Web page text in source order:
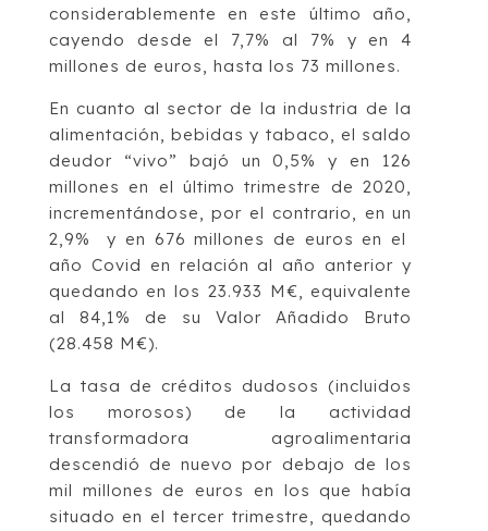
considerablemente en este último año,
cayendo desde el 7,7% al 7% y en 4
millones de euros, hasta los 73 millones.
En cuanto al sector de la industria de la
alimentación, bebidas y tabaco, el saldo
deudor “vivo” bajó un 0,5% y en 126
millones en el último trimestre de 2020,
incrementándose, por el contrario, en un
2,9% y en 676 millones de euros en el
año Covid en relación al año anterior y
quedando en los 23.933 M€, equivalente
al 84,1% de su Valor Añadido Bruto
(28.458 M€).
La tasa de créditos dudosos (incluidos
los morosos) de la actividad
transformadora agroalimentaria
descendió de nuevo por debajo de los
mil millones de euros en los que había
situado en el tercer trimestre, quedando